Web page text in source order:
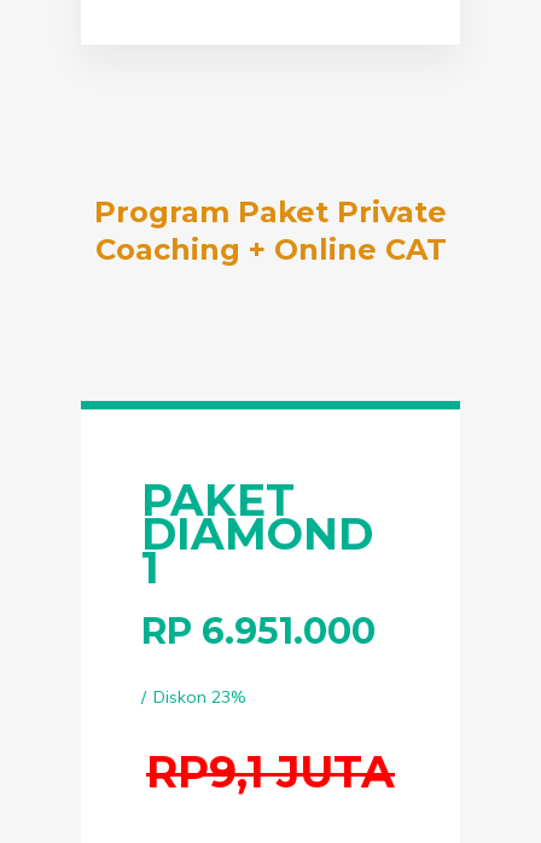
Program Paket Private
Coaching + Online CAT
PAKET
DIAMOND
1
RP 6.951.000
Diskon 23%
RP9,1 JUTA